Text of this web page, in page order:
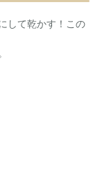
して乾かす！この